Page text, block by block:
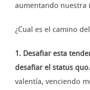
aumentando nuestra
¿Cual es el camino
1. Desafiar esta
desafiar el status quo.
valentía, venciendo